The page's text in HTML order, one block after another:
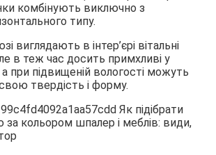
комбінують виключно з
типу.
виглядають в інтер’єрі вітальні
в теж час досить примхливі у
а при підвищеній вологості можуть
твердість і форму.